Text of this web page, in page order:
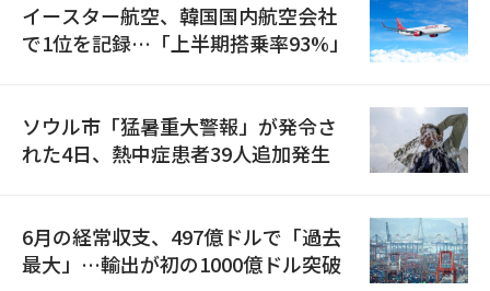
イースター航空、韓国国内航空会社
で1位を記録…「上半期搭乗率93%」
ソウル市「猛暑重大警報」が発令さ
れた4日、熱中症患者39人追加発生
6月の経常収支、497億ドルで「過去
最大」…輸出が初の1000億ドル突破